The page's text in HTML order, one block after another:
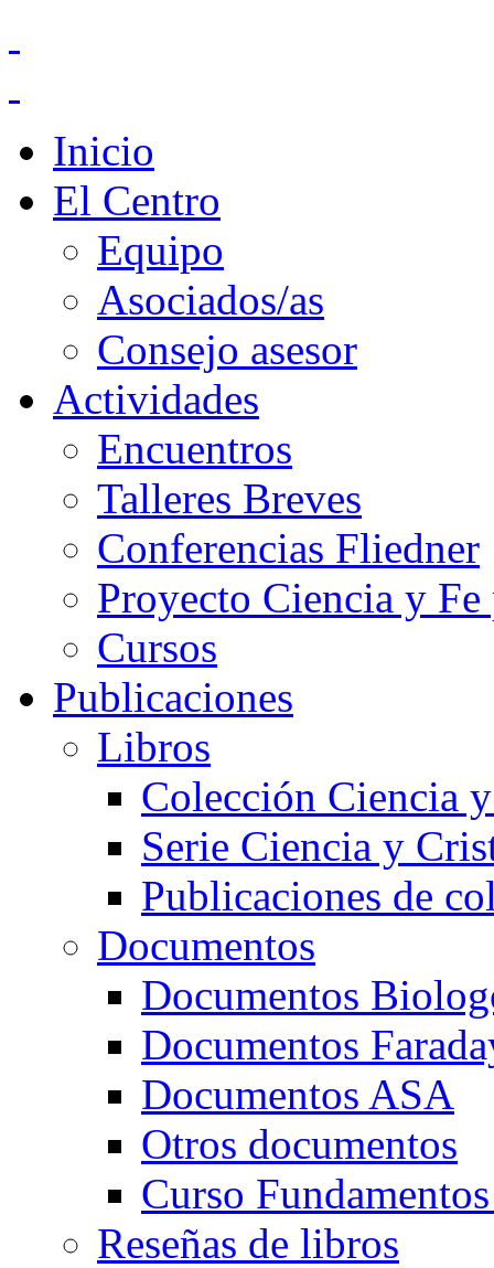
Inicio
El Centro
Equipo
Asociados/as
Consejo asesor
Actividades
Encuentros
Talleres Breves
Conferencias Fliedner
Proyecto Ciencia y
Cursos
Publicaciones
Libros
Colección Ciencia
Serie Ciencia y
Publicaciones de
Documentos
Documentos
Documentos
Documentos ASA
Otros documentos
Curso
Reseñas de libros